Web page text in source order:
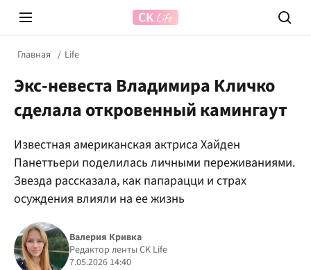
Prosecco Time
Главная Life
Экс-невеста Владимира Кличко
сделала откровенный камингаут
Известная американская актриса Хайден
Панеттьери поделилась личными переживаниями.
Звезда рассказала, как папарацци и страх
осуждения влияли на ее жизнь
Валерия Кривка
Редактор ленты CK Life
7.05.2026 14:40